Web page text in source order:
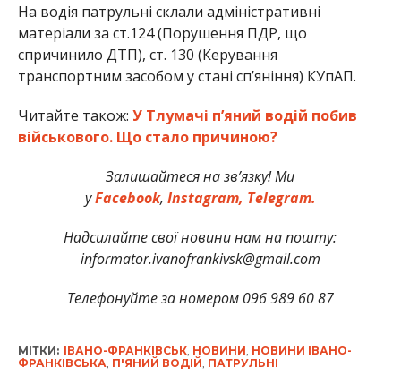
На водія патрульні склали адміністративні
матеріали за ст.124 (Порушення ПДР, що
спричинило ДТП), ст. 130 (Керування
транспортним засобом у стані спʼяніння) КУпАП.
Читайте також: У Тлумачі п’яний водій побив
військового. Що стало причиною?
Залишайтеся на зв’язку! Ми
уFacebook, Instagram, Telegram.
Надсилайте свої новини нам на пошту:
informator.ivanofrankivsk@gmail.com
Телефонуйте за номером 096 989 60 87
МІТКИ: ІВАНО-ФРАНКІВСЬК, НОВИНИ НОВИНИ ІВАНО-
ФРАНКІВСЬКА П'ЯНИЙ ВОДІЙ ПАТРУЛЬНІ